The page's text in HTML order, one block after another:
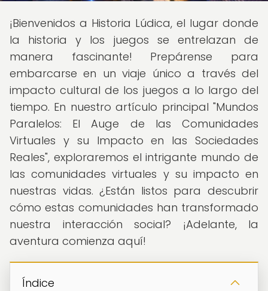
¡Bienvenidos a Historia Lúdica, el lugar donde
la historia y los juegos se entrelazan de
manera fascinante! Prepárense para
embarcarse en un viaje único a través del
impacto cultural de los juegos a lo largo del
tiempo. En nuestro artículo principal "Mundos
Paralelos: El Auge de las Comunidades
Virtuales y su Impacto en las Sociedades
Reales", exploraremos el intrigante mundo de
las comunidades virtuales y su impacto en
nuestras vidas. ¿Están listos para descubrir
cómo estas comunidades han transformado
nuestra interacción social? ¡Adelante, la
aventura comienza aquí!
Índice